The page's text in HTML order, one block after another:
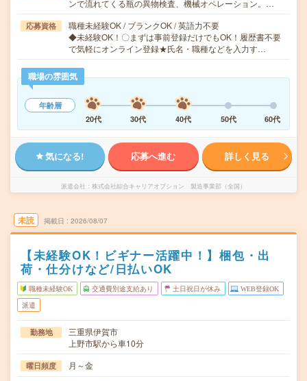
ンで流れてくる瓶の異物検査、機械オペレーション。…
応募資格
職種未経験OK / ブランクOK / 英語力不要
◆未経験OK！〇まずは事前登録だけでもOK！履歴書不要
で気軽にオンライン登録★氏名・職種などを入力す…
職場の雰囲気
年齢層
20代
30代 40代 50代 60代
気になる! 応募へ進む 詳しく見る
派遣会社 株式会社綜合キャリアオプション 製造事業部（全国）
未読 掲載日 2026/08/07
【未経験OK！ビギナー活躍中！】梱包・出
荷・仕分けなど/日払いOK
職種未経験OK 交通費別途支給あり 土日祝日が休み WEB登録OK
派遣
勤務地
三重県伊賀市
上野市駅から車10分
曜日頻度 月～金